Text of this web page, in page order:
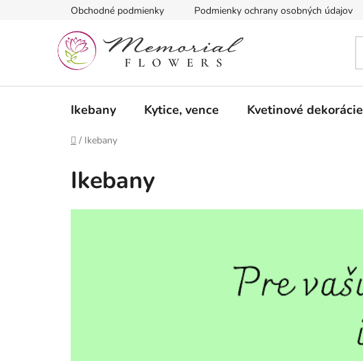
Obchodné podmienky Podmienky ochrany osobných údajov
Ikebany Kytice, vence Kvetinové dekorácie
Domov
/ Ikebany
Ikebany